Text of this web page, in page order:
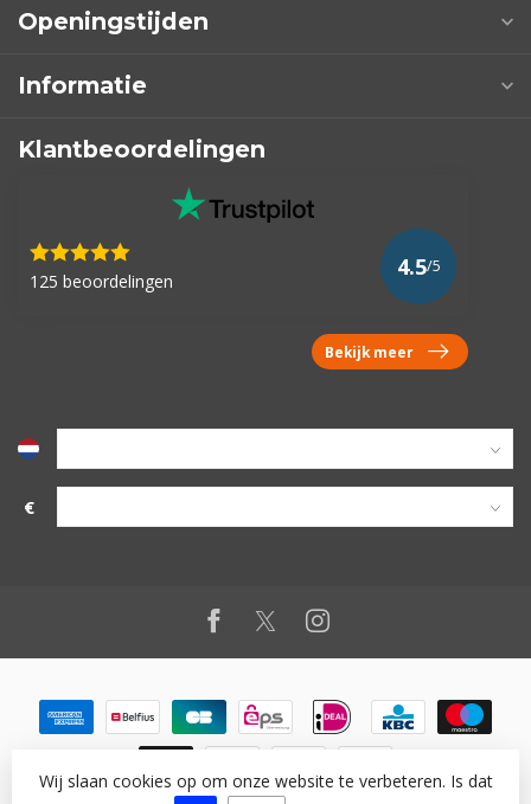
Openingstijden
Informatie
Klantbeoordelingen
125 beoordelingen
4.5/5
Bekijk meer
€
Wij slaan cookies op om onze website te verbeteren. Is dat